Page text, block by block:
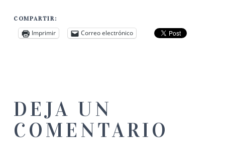
COMPARTIR:
Imprimir Correo electrónico
DEJA UN
COMENTARIO